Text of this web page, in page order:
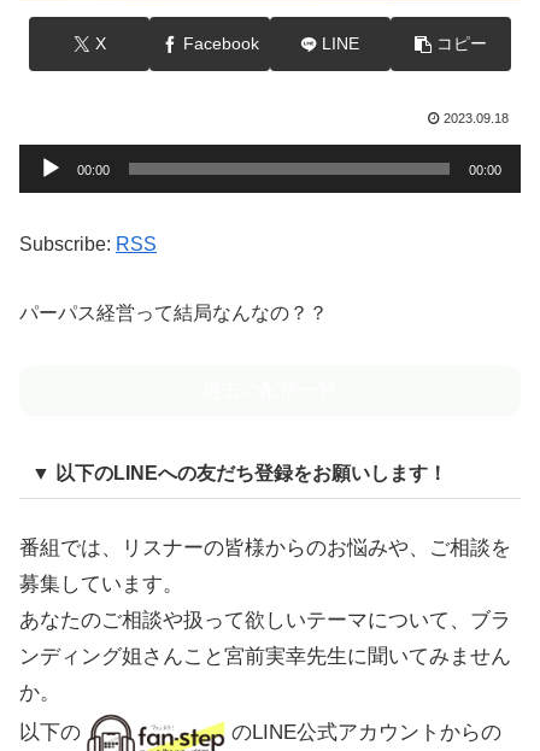
X Facebook LINE コピー
2023.09.18
声
00:00 00:00
Subscribe: RSS
パーパス経営って結局なんなの？？
▼ 以下のLINEへの友だち登録をお願いします！
番組では、リスナーの皆様からのお悩みや、ご相談を
募集しています。
あなたのご相談や扱って欲しいテーマについて、ブラ
ンディング姐さんこと宮前実幸先生に聞いてみません
か。
以下の
のLINE公式アカウントからの